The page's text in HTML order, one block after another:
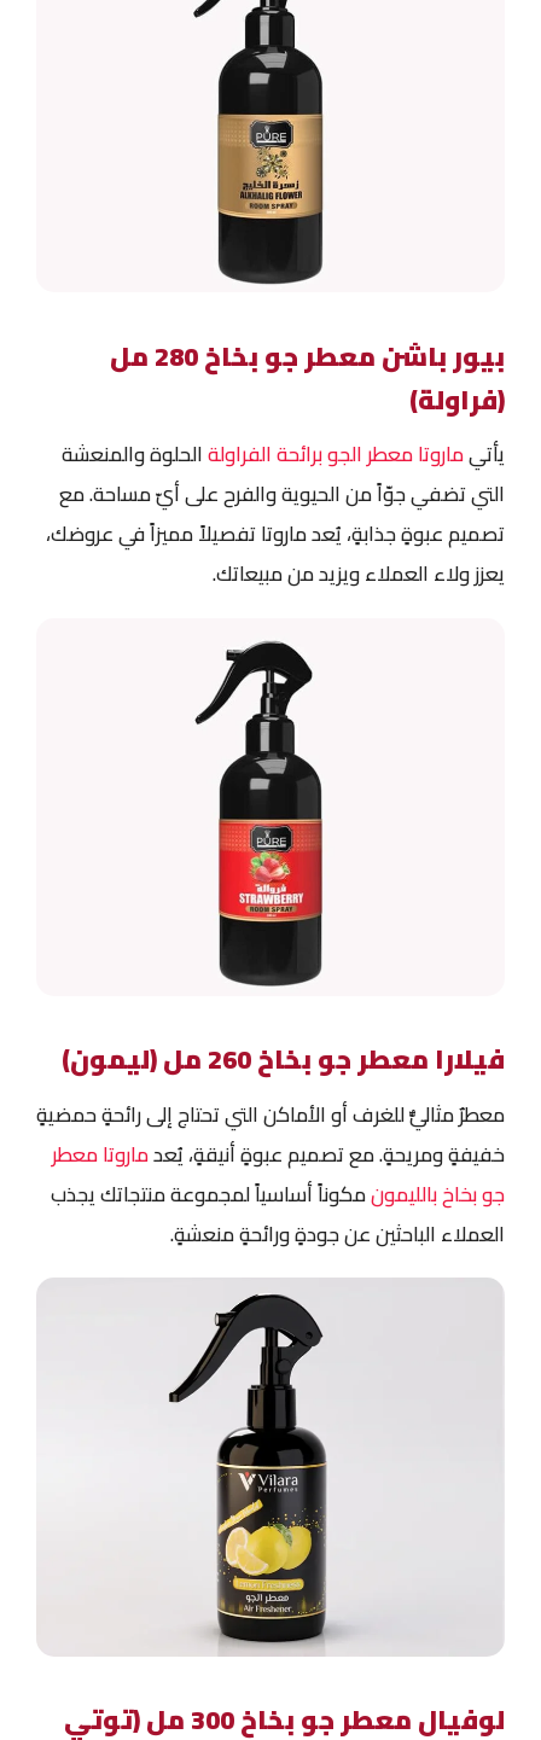
بيور باشن معطر جو بخاخ 280 مل
(فراولة)
يأتيماروتا معطر الجو برائحة الفراولةالحلوة والمنعشة
التي تضفي جوّاً من الحيوية والفرح على أيّ مساحة. مع
تصميم عبوةٍ جذابةٍ، يُعد ماروتا تفصيلاً مميزاً في عروضك،
يعزز ولاء العملاء ويزيد من مبيعاتك.
فيلارا معطر جو بخاخ 260 مل (ليمون)
معطرٌ مثاليٌّ للغرف أو الأماكن التي تحتاج إلى رائحةٍ حمضيةٍ
خفيفةٍ ومريحةٍ. مع تصميم عبوةٍ أنيقةٍ، يُعدماروتا معطر
جو بخاخ بالليمونمكوناً أساسياً لمجموعة منتجاتك يجذب
العملاء الباحثين عن جودةٍ ورائحةٍ منعشةٍ.
لوفيال معطر جو بخاخ 300 مل (توتي